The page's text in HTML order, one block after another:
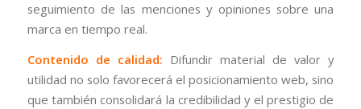
seguimiento de las menciones y opiniones sobre una
marca en tiempo real.
Contenido de calidad: Difundir material de valor y
utilidad no solo favorecerá el posicionamiento web, sino
que también consolidará la credibilidad y el prestigio de